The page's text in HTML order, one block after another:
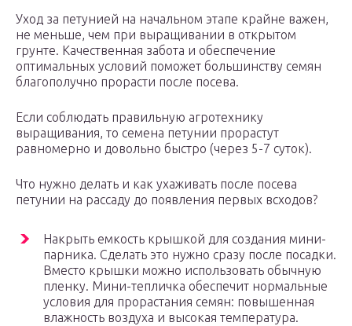
Уход за петунией на начальном этапе крайне важен,
не меньше, чем при выращивании в открытом
грунте. Качественная забота и обеспечение
оптимальных условий поможет большинству семян
благополучно прорасти после посева.
Если соблюдать правильную агротехнику
выращивания, то семена петунии прорастут
равномерно и довольно быстро (через 5-7 суток).
Что нужно делать и как ухаживать после посева
петунии на рассаду до появления первых всходов?
Накрыть емкость крышкой для создания мини-
парника. Сделать это нужно сразу после посадки.
Вместо крышки можно использовать обычную
пленку. Мини-тепличка обеспечит нормальные
условия для прорастания семян: повышенная
влажность воздуха и высокая температура.